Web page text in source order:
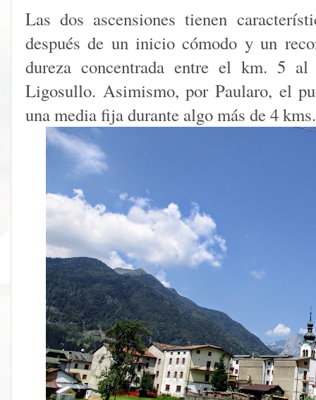
Las dos ascensiones tienen
después de un inicio cómodo y un
dureza concentrada entre el km. 5
Ligosullo. Asimismo, por Paularo, el
una media fija durante algo más de 4